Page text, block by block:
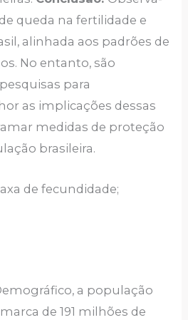
queda na fertilidade e
alinhada aos padrões de
No entanto, são
para
as implicações dessas
medidas de proteção
brasileira.
de fecundidade;
a população
de 191 milhões de